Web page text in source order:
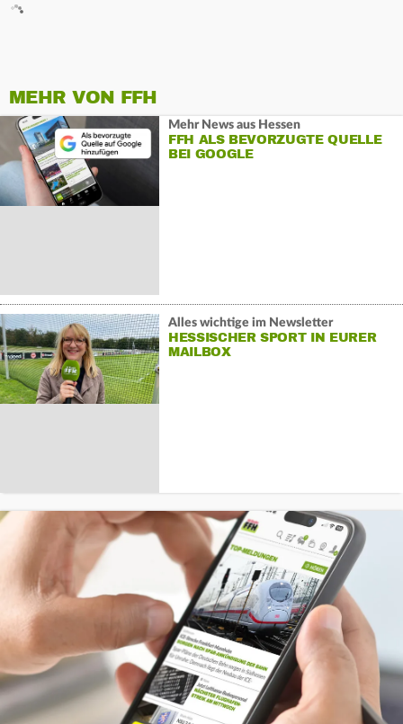
MEHR VON FFH
Mehr News aus Hessen
FFH ALS BEVORZUGTE QUELLE
BEI GOOGLE
Alles wichtige im Newsletter
HESSISCHER SPORT IN EURER
MAILBOX